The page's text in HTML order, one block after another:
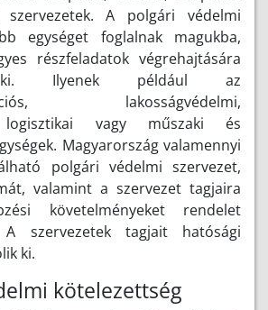
szervezetek. A polgári védelmi
egységet foglalnak magukba,
részfeladatok végrehajtására
ki. Ilyenek például az
lakosságvédelmi,
logisztikai vagy műszaki és
Magyarország valamennyi
polgári védelmi szervezet,
valamint a szervezet tagjaira
követelményeket rendelet
szervezetek tagjait hatósági
ki.
kötelezettség